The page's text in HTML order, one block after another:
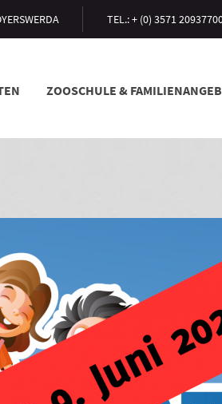
TEL.: + (0) 3571
ZOOSCHULE &